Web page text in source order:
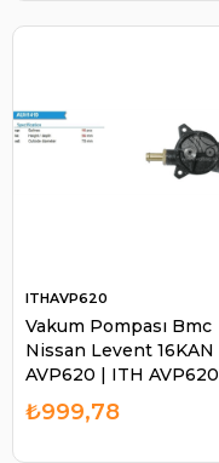
Vakum Pompası Bmc
Nissan Levent 16KAN
AVP620 | ITH AVP620
ITHAVP620
₺999,78